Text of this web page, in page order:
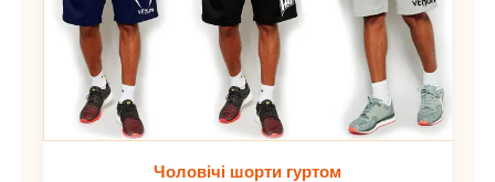
Чоловічі шорти гуртом